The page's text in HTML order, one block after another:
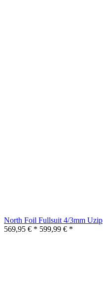
North Foil Fullsuit 4/3mm Uzip
569,95 € * 599,99 € *